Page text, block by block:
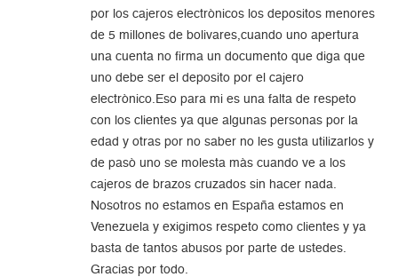
por los cajeros electrònicos los depositos menores
de 5 millones de bolivares,cuando uno apertura
una cuenta no firma un documento que diga que
uno debe ser el deposito por el cajero
electrònico.Eso para mi es una falta de respeto
con los clientes ya que algunas personas por la
edad y otras por no saber no les gusta utilizarlos y
de pasò uno se molesta màs cuando ve a los
cajeros de brazos cruzados sin hacer nada.
Nosotros no estamos en España estamos en
Venezuela y exigimos respeto como clientes y ya
basta de tantos abusos por parte de ustedes.
Gracias por todo.